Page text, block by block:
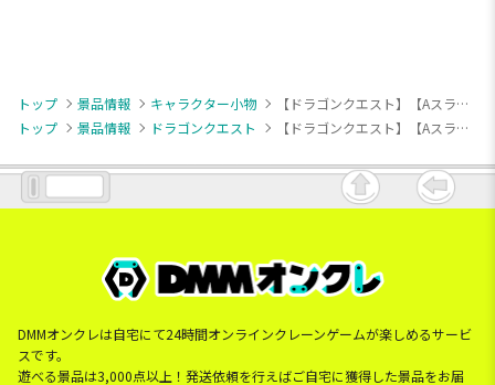
トップ 景品情報 キャラクター小物
【ドラゴンクエスト】【Aスライムコロネ】ドラゴンクエスト AM ビッグクリアフィギュア スライムコロネ＆コロネホワイト
トップ
景品情報 ドラゴンクエスト 【ドラゴンクエスト】【Aスライムコロネ】ドラゴンクエスト AM ビッグクリアフィギュア スライムコロネ＆コロネホワイト
DMMオンクレは自宅にて24時間オンラインクレーンゲームが楽しめるサービ
スです。
遊べる景品は3,000点以上！発送依頼を行えばご自宅に獲得した景品をお届